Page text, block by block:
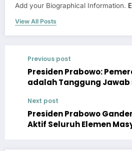
Add your Biographical Information.
View All Posts
Previous post
Presiden Prabowo:
adalah Tanggung Jawab
Next post
Presiden Prabowo
Aktif Seluruh Elemen